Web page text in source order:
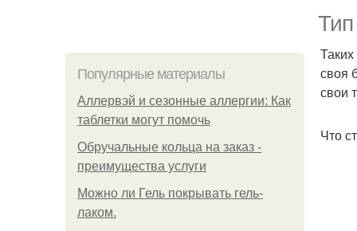
Популярные материалы
Аллервэй и сезонные аллергии: Как
таблетки могут помочь
Обручальные кольца на заказ -
преимущества услуги
Можно ли Гель покрывать гель-
лаком.
своя
свои
Что